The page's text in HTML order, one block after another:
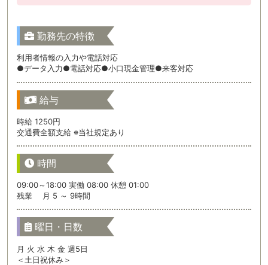
勤務先の特徴
利用者情報の入力や電話対応
●データ入力●電話対応●小口現金管理●来客対応
給与
時給 1250円
交通費全額支給 ※当社規定あり
時間
09:00～18:00 実働 08:00 休憩 01:00
残業 月 5 ～ 9時間
曜日・日数
月 火 水 木 金 週5日
＜土日祝休み＞